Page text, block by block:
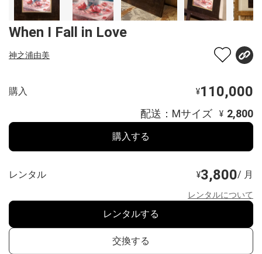
When I Fall in Love
神之浦由美
購入 ¥110,000
配送：Mサイズ ¥ 2,800
購入する
レンタル ¥3,800/ 月
レンタルについて
レンタルする
交換する